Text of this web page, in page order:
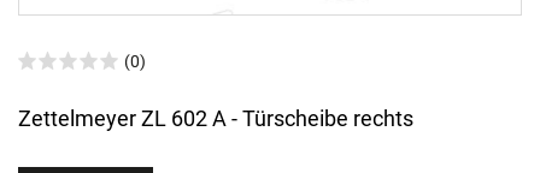
(0)
Zettelmeyer ZL 602 A - Türscheibe rechts